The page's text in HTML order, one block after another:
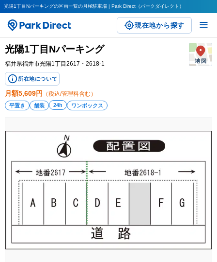
光陽1丁目Nパーキングの区画一覧の月極駐車場 | Park Direct（パークダイレクト）
現在地から探す
光陽1丁目Nパーキング
福井県福井市光陽1丁目2617・2618-1
所在地について
月額5,609円 （税込/管理料含む）
平置き 舗装 24h ワンボックス